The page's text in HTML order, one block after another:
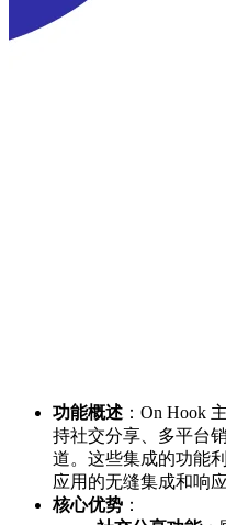
功能概述 ：On Hook
持社交分享、多平台
道。这些集成的功能
应用的无缝集成和响应
核心优势 ：